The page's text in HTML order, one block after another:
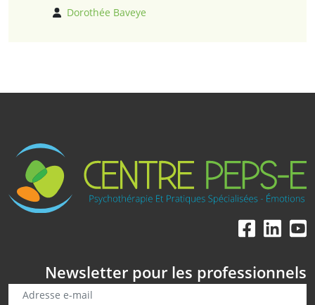
Dorothée Baveye
Newsletter pour les professionnels